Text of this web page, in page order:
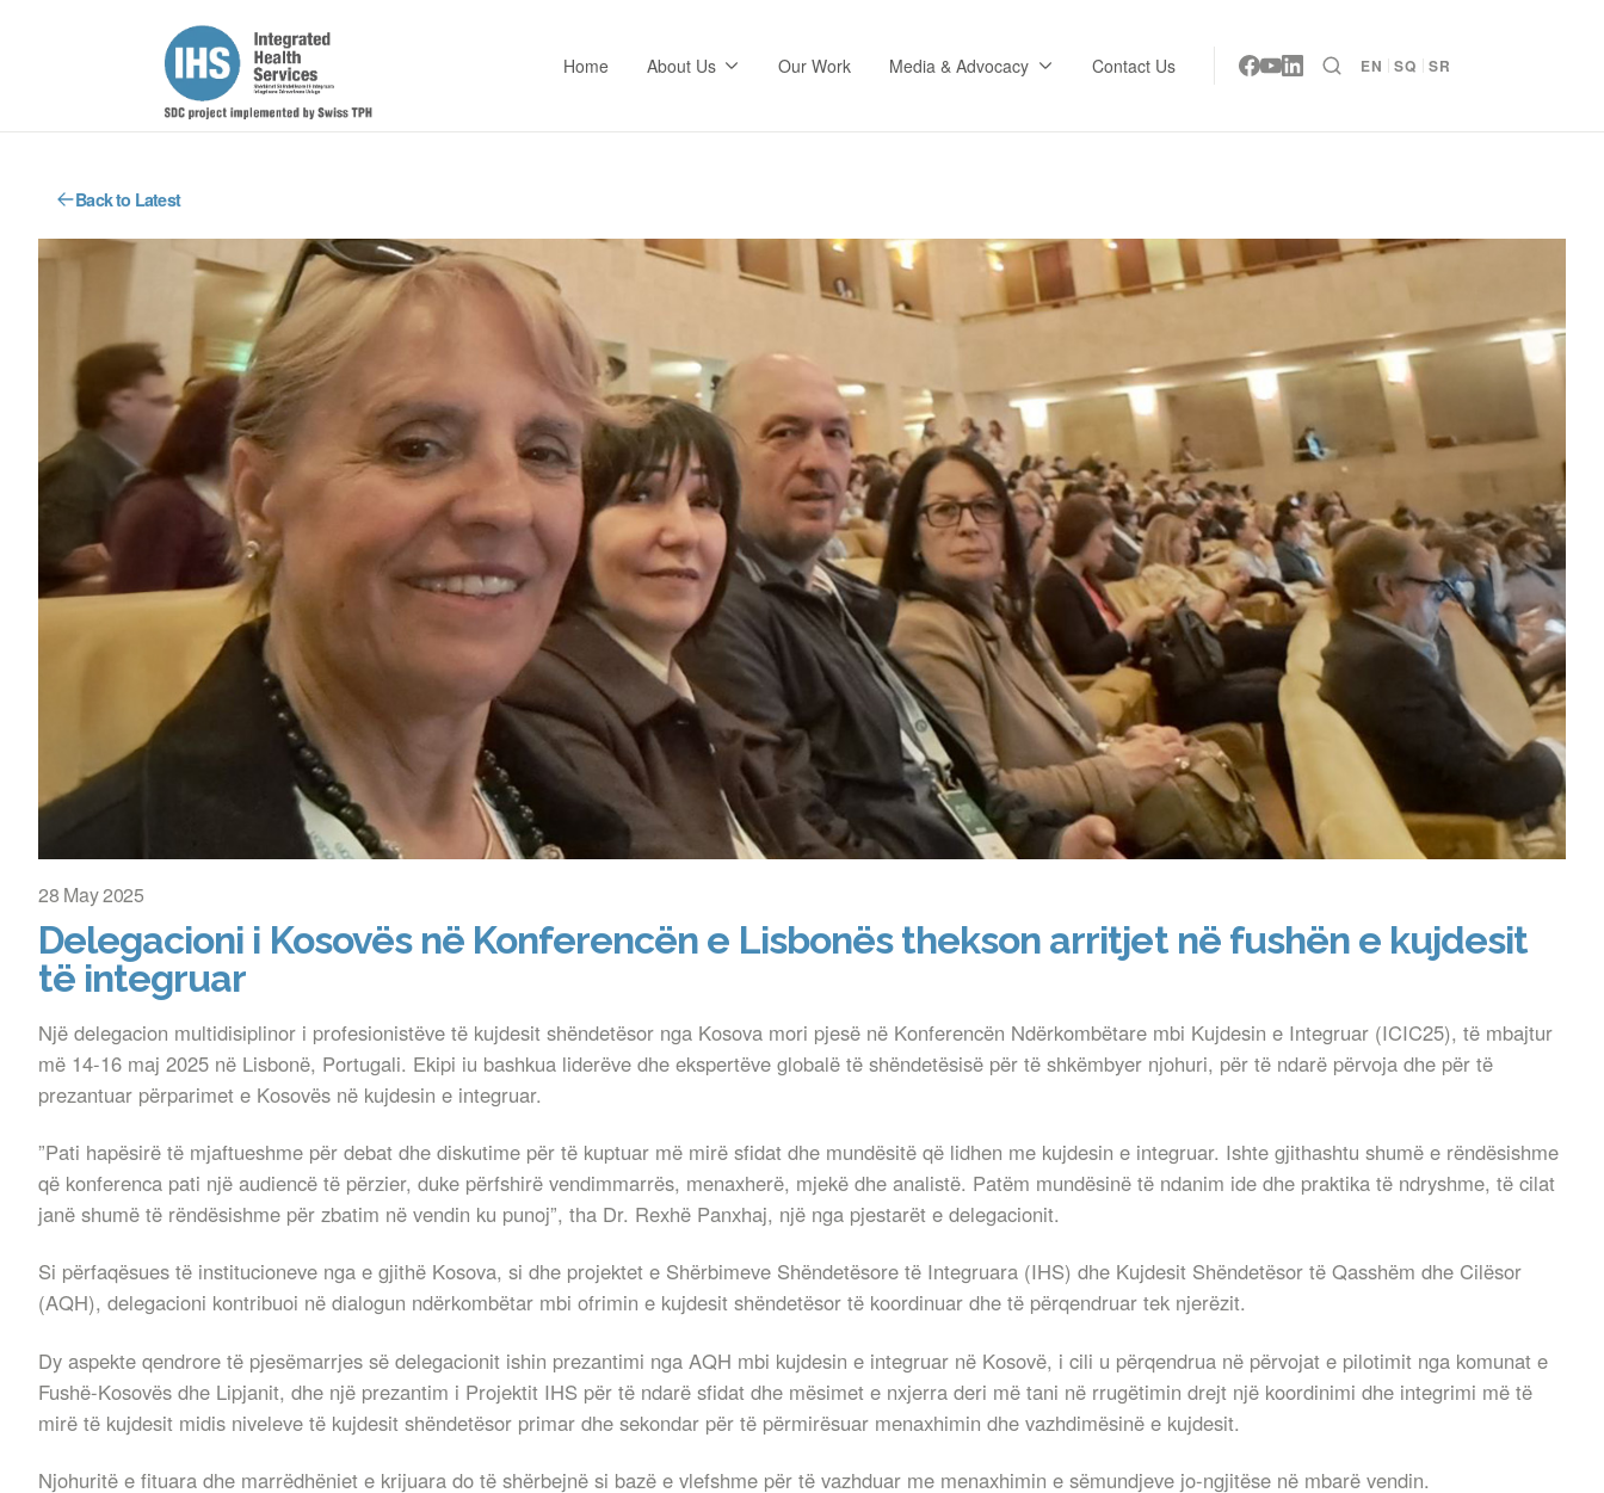
Home About Us Our Work Media & Advocacy Contact Us EN SQ SR
Back to Latest
28 May 2025
Delegacioni i Kosovës në Konferencën e Lisbonës thekson arritjet në fushën e kujdesit
të integruar
Një delegacion multidisiplinor i profesionistëve të kujdesit shëndetësor nga Kosova mori pjesë në Konferencën Ndërkombëtare mbi Kujdesin e Integruar (ICIC25), të mbajtur
më 14-16 maj 2025 në Lisbonë, Portugali. Ekipi iu bashkua liderëve dhe ekspertëve globalë të shëndetësisë për të shkëmbyer njohuri, për të ndarë përvoja dhe për të
prezantuar përparimet e Kosovës në kujdesin e integruar.
”Pati hapësirë të mjaftueshme për debat dhe diskutime për të kuptuar më mirë sfidat dhe mundësitë që lidhen me kujdesin e integruar. Ishte gjithashtu shumë e rëndësishme
që konferenca pati një audiencë të përzier, duke përfshirë vendimmarrës, menaxherë, mjekë dhe analistë. Patëm mundësinë të ndanim ide dhe praktika të ndryshme, të cilat
janë shumë të rëndësishme për zbatim në vendin ku punoj”, tha Dr. Rexhë Panxhaj, një nga pjestarët e delegacionit.
Si përfaqësues të institucioneve nga e gjithë Kosova, si dhe projektet e Shërbimeve Shëndetësore të Integruara (IHS) dhe Kujdesit Shëndetësor të Qasshëm dhe Cilësor
(AQH), delegacioni kontribuoi në dialogun ndërkombëtar mbi ofrimin e kujdesit shëndetësor të koordinuar dhe të përqendruar tek njerëzit.
Dy aspekte qendrore të pjesëmarrjes së delegacionit ishin prezantimi nga AQH mbi kujdesin e integruar në Kosovë, i cili u përqendrua në përvojat e pilotimit nga komunat e
Fushë-Kosovës dhe Lipjanit, dhe një prezantim i Projektit IHS për të ndarë sfidat dhe mësimet e nxjerra deri më tani në rrugëtimin drejt një koordinimi dhe integrimi më të
mirë të kujdesit midis niveleve të kujdesit shëndetësor primar dhe sekondar për të përmirësuar menaxhimin dhe vazhdimësinë e kujdesit.
Njohuritë e fituara dhe marrëdhëniet e krijuara do të shërbejnë si bazë e vlefshme për të vazhduar me menaxhimin e sëmundjeve jo-ngjitëse në mbarë vendin.